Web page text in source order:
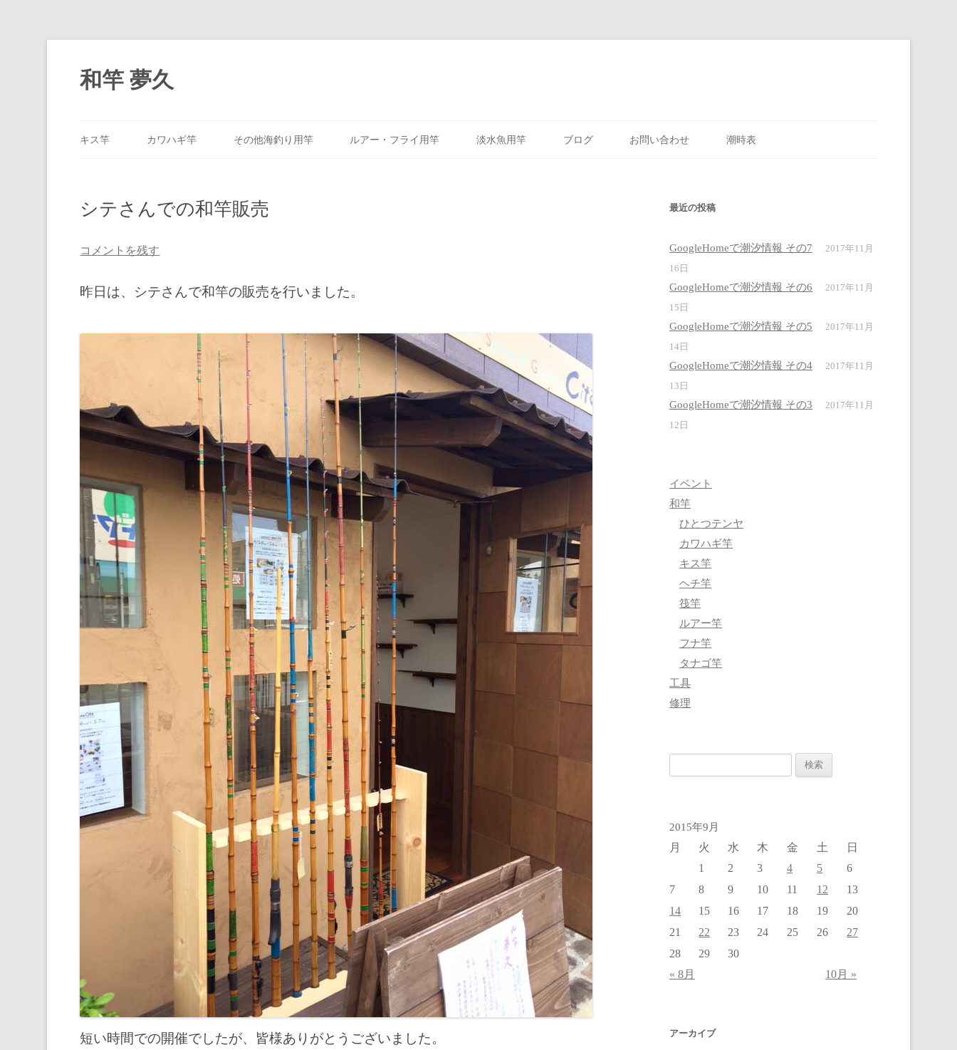
和竿 夢久
ン
キス竿 カワハギ竿 その他海釣り用竿 ルアー・フライ用竿 淡水魚用竿 ブログ お問い合わせ 潮時表
シテさんでの和竿販売
コメントを残す
昨日は、シテさんで和竿の販売を行いました。
短い時間での開催でしたが、皆様ありがとうございました。
最近の投稿
GoogleHomeで潮汐情報 その7
2017年11月
16日
GoogleHomeで潮汐情報 その6
2017年11月
15日
GoogleHomeで潮汐情報 その5
2017年11月
14日
GoogleHomeで潮汐情報 その4
2017年11月
13日
GoogleHomeで潮汐情報 その3
2017年11月
12日
イベント
和竿
ひとつテンヤ
カワハギ竿
キス竿
ヘチ竿
筏竿
ルアー竿
フナ竿
タナゴ竿
工具
修理
2015年9月
月
火 水 木 金 土
日
1
2 3 4 5
6
7
8 9 10 11 12 13
14 15 16 17 18 19
20
21
22 23 24 25 26 27
28 29
30
« 8月
10月 »
アーカイブ